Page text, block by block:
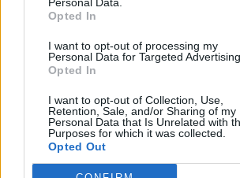
Opted In
I want to opt-out of processing my
Personal Data for Targeted Advertising.
Opted In
I want to opt-out of Collection, Use,
Retention, Sale, and/or Sharing of my
Personal Data that Is Unrelated with
Purposes for which it was collected.
Opted Out
menthet.
PORTFOLIO BLOGGER
BANKMONITOR
7 tévhit a személyi kölcsönről, ami
rosszul döntenek
A személyi kölcsön gyors segítség lehet,
kiadás, hitelkiváltás, lakásfelújítás vagy
élethelyzet miatt pénzre van szükséged.